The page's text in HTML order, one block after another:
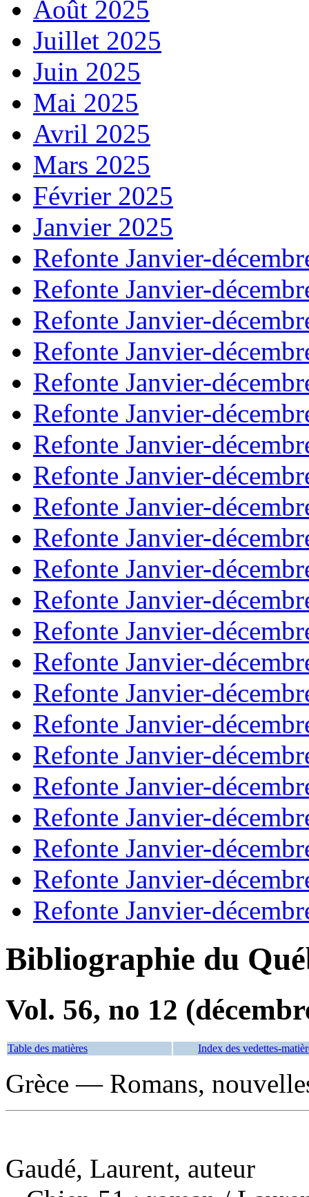
Août 2025
Juillet 2025
Juin 2025
Mai 2025
Avril 2025
Mars 2025
Février 2025
Janvier 2025
Refonte Janvier-
Refonte Janvier-
Refonte Janvier-
Refonte Janvier-
Refonte Janvier-
Refonte Janvier-
Refonte Janvier-
Refonte Janvier-
Refonte Janvier-
Refonte Janvier-
Refonte Janvier-
Refonte Janvier-
Refonte Janvier-
Refonte Janvier-
Refonte Janvier-
Refonte Janvier-
Refonte Janvier-
Refonte Janvier-
Refonte Janvier-
Refonte Janvier-
Refonte Janvier-
Refonte Janvier-
Bibliographie du
Vol. 56, no 12
Table des matières Index des vedettes-
Grèce — Romans,
Gaudé, Laurent, auteur